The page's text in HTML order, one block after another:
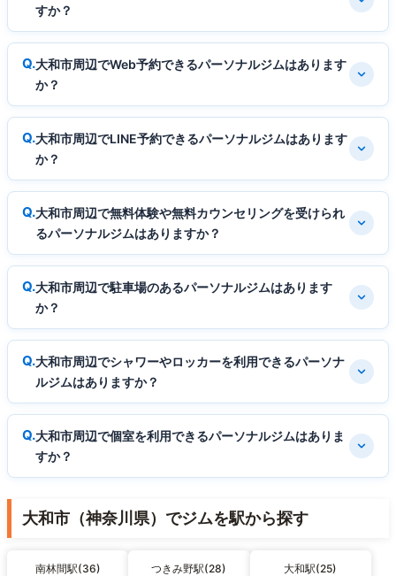
すか？
大和市周辺でWeb予約できるパーソナルジムはあります
か？
大和市周辺でLINE予約できるパーソナルジムはあります
か？
大和市周辺で無料体験や無料カウンセリングを受けられ
るパーソナルジムはありますか？
大和市周辺で駐車場のあるパーソナルジムはあります
か？
大和市周辺でシャワーやロッカーを利用できるパーソナ
ルジムはありますか？
大和市周辺で個室を利用できるパーソナルジムはありま
すか？
大和市（神奈川県）でジムを駅から探す
南林間駅(36) つきみ野駅(28) 大和駅(25)